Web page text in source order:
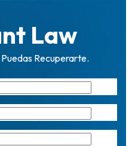
Law
Recuperarte.